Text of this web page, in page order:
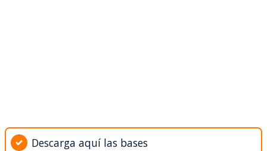
Descarga aquí las bases